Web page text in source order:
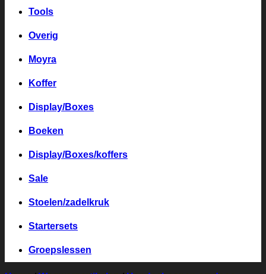
Tools
Overig
Moyra
Koffer
Display/Boxes
Boeken
Display/Boxes/koffers
Sale
Stoelen/zadelkruk
Startersets
Groepslessen